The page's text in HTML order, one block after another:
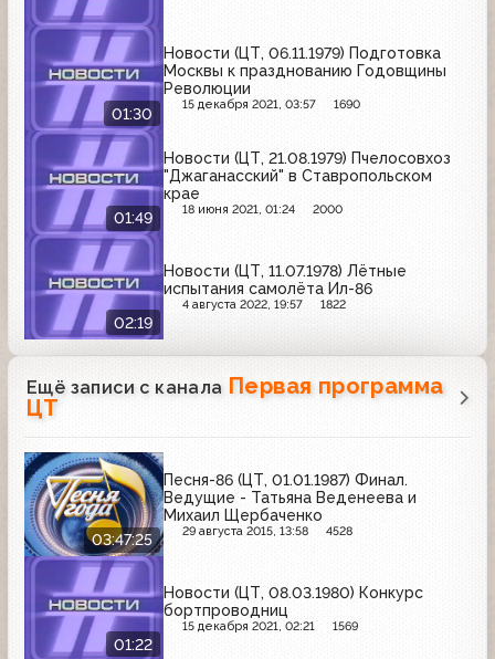
01:30
Новости (ЦТ, 06.11.1979) Подготовка
Москвы к празднованию Годовщины
Революции
15 декабря 2021, 03:57 1690
01:49
Новости (ЦТ, 21.08.1979) Пчелосовхоз
"Джаганасский" в Ставропольском
крае
18 июня 2021, 01:24 2000
02:19
Новости (ЦТ, 11.07.1978) Лётные
испытания самолёта Ил-86
4 августа 2022, 19:57 1822
Ещё записи с канала Первая программа
ЦТ
03:47:25
Песня-86 (ЦТ, 01.01.1987) Финал.
Ведущие - Татьяна Веденеева и
Михаил Щербаченко
29 августа 2015, 13:58 4528
01:22
Новости (ЦТ, 08.03.1980) Конкурс
бортпроводниц
15 декабря 2021, 02:21 1569